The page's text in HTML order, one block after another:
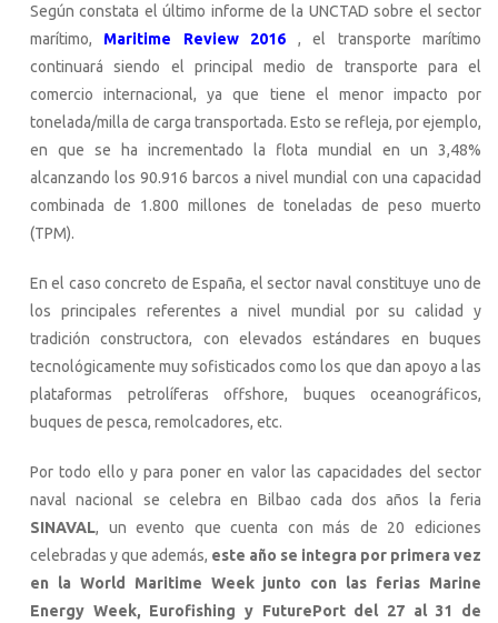
Según constata el último informe de la UNCTAD sobre el sector
marítimo, Maritime Review 2016
, el transporte marítimo
continuará siendo el principal medio de transporte para el
comercio internacional, ya que tiene el menor impacto por
tonelada/milla de carga transportada. Esto se refleja, por ejemplo,
en que se ha incrementado la flota mundial en un 3,48%
alcanzando los 90.916 barcos a nivel mundial con una capacidad
combinada de 1.800 millones de toneladas de peso muerto
(TPM).
En el caso concreto de España, el sector naval constituye uno de
los principales referentes a nivel mundial por su calidad y
tradición constructora, con elevados estándares en buques
tecnológicamente muy sofisticados como los que dan apoyo a las
plataformas petrolíferas offshore, buques oceanográficos,
buques de pesca, remolcadores, etc.
Por todo ello y para poner en valor las capacidades del sector
naval nacional se celebra en Bilbao cada dos años la feria
SINAVAL, un evento que cuenta con más de 20 ediciones
celebradas y que además, este año se integra por primera vez
en la World Maritime Week junto con las ferias Marine
Energy Week, Eurofishing y FuturePort del 27 al 31 de